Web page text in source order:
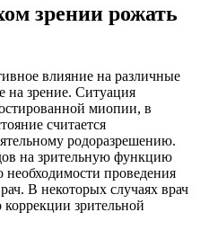
зрении рожать
влияние на различные
на зрение. Ситуация
миопии, в
считается
родоразрешению.
на зрительную функцию
проведения
В некоторых случаях врач
зрительной